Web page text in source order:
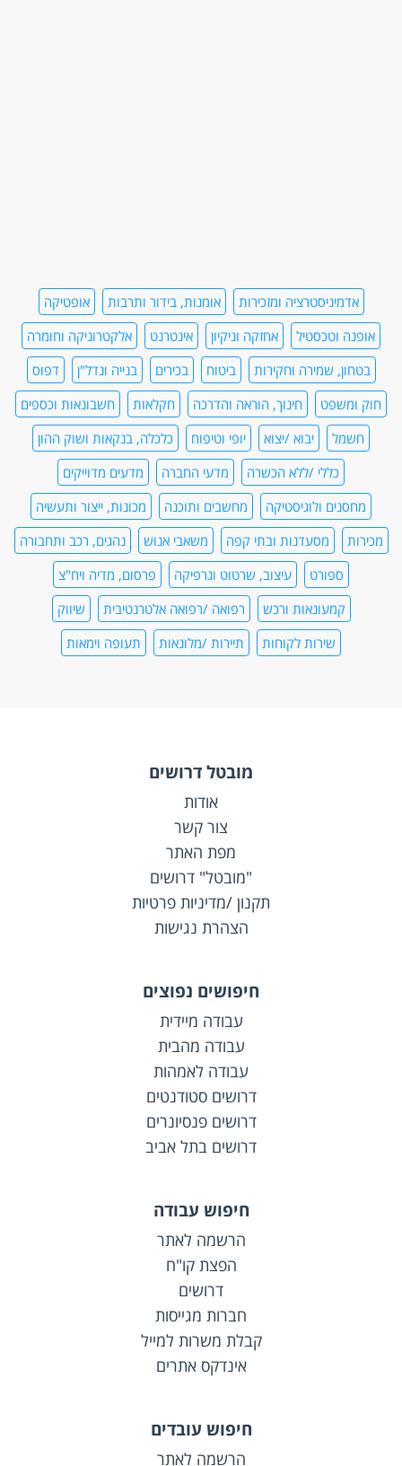
אדמיניסטרציה ומזכירות אומנות, בידור ותרבות
אופטיקה
אופנה וטכסטיל
אחזקה וניקיון אינטרנט
אלקטרוניקה וחומרה
בטחון, שמירה וחקירות
ביטוח בכירים בנייה ונדל"ן
דפוס
חוק ומשפט
חינוך, הוראה והדרכה חקלאות
חשבונאות וכספים
חשמל
יבוא /יצוא יופי וטיפוח
כלכלה, בנקאות ושוק ההון
כללי /ללא הכשרה
מדעי החברה
מדעים מדוייקים
מחסנים ולוגיסטיקה
מחשבים ותוכנה
מכונות, ייצור ותעשיה
מכירות
מסעדנות ובתי קפה משאבי אנוש
נהגים, רכב ותחבורה
ספורט
עיצוב, שרטוט וגרפיקה
פרסום, מדיה ויח"צ
קמעונאות ורכש
רפואה /רפואה אלטרנטיבית
שיווק
שירות לקוחות
תיירות /מלונאות תעופה וימאות
מובטל דרושים
אודות
צור קשר
מפת האתר
"מובטל" דרושים
תקנון /מדיניות פרטיות
הצהרת נגישות
חיפושים נפוצים
עבודה מיידית
עבודה מהבית
עבודה לאמהות
דרושים סטודנטים
דרושים פנסיונרים
דרושים בתל אביב
חיפוש עבודה
הרשמה לאתר
הפצת קו"ח
דרושים
חברות מגייסות
קבלת משרות למייל
אינדקס אתרים
חיפוש עובדים
הרשמה לאתר